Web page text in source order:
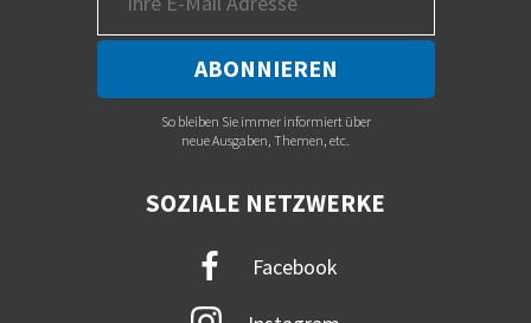
So bleiben Sie immer informiert über
neue Ausgaben, Themen, etc.
SOZIALE NETZWERKE
Facebook